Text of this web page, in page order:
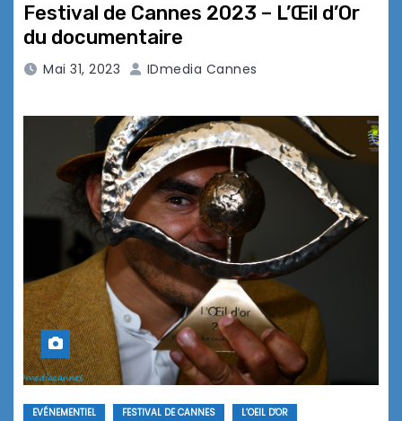
Festival de Cannes 2023 – L’Œil d’Or
du documentaire
Mai 31, 2023 IDmedia Cannes
EVÉNEMENTIEL FESTIVAL DE CANNES L’OEIL D'OR